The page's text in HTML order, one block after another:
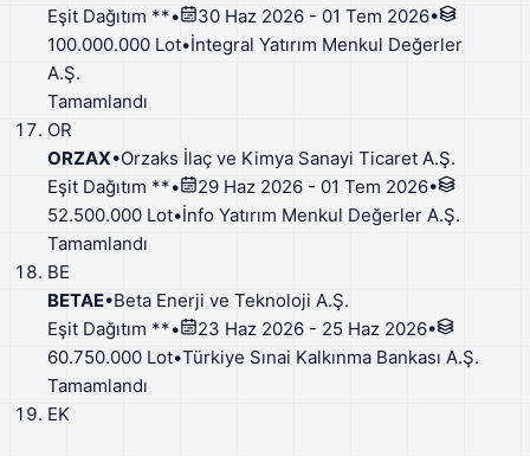
Eşit Dağıtım **• 30 Haz 2026 - 01 Tem 2026•
100.000.000 Lot•İntegral Yatırım Menkul Değerler
A.Ş.
Tamamlandı
OR
ORZAX•Orzaks İlaç ve Kimya Sanayi Ticaret A.Ş.
Eşit Dağıtım **• 29 Haz 2026 - 01 Tem 2026•
52.500.000 Lot•İnfo Yatırım Menkul Değerler A.Ş.
Tamamlandı
BE
BETAE•Beta Enerji ve Teknoloji A.Ş.
Eşit Dağıtım **• 23 Haz 2026 - 25 Haz 2026•
60.750.000 Lot•Türkiye Sınai Kalkınma Bankası A.Ş.
Tamamlandı
EK